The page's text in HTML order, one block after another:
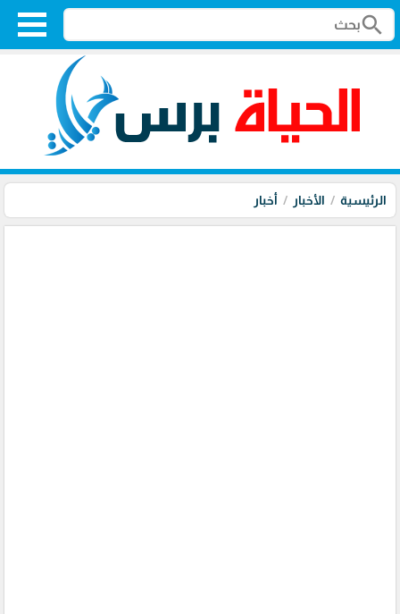
search
الرئيسية الأخبار أخبار